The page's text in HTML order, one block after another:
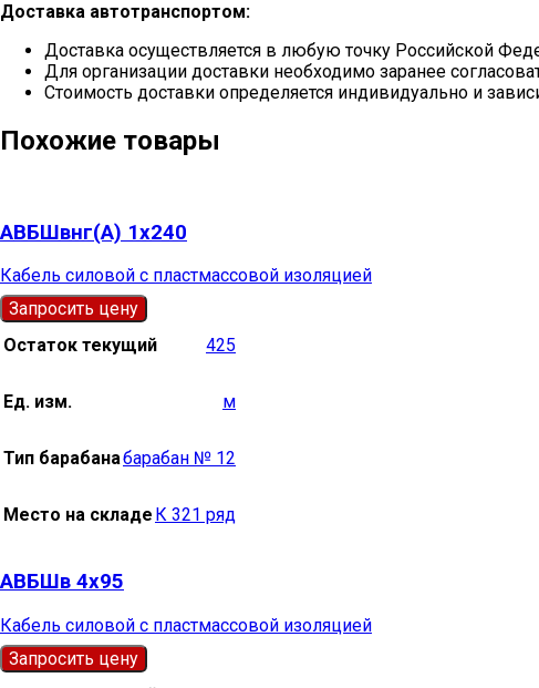
Доставка автотранспортом:
Доставка осуществляется в любую точку Российской
Для организации доставки необходимо заранее
Стоимость доставки определяется индивидуально и
Похожие товары
АВБШвнг(А) 1х240
Кабель силовой с пластмассовой изоляцией
Запросить цену
Остаток текущий
425
Ед. изм. м
Тип барабанабарабан № 12
Место на складе К 321 ряд
АВБШв 4х95
Кабель силовой с пластмассовой изоляцией
Запросить цену